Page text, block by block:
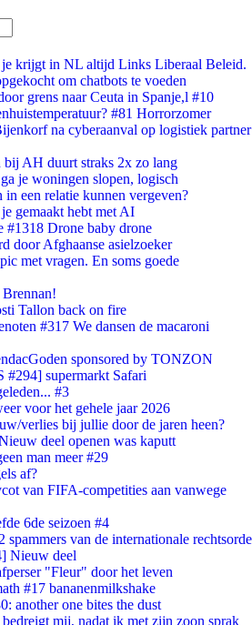
je krijgt in NL altijd Links Liberaal Beleid.
om chatbots te voeden
grens naar Ceuta in Spanje,l #10
#81 Horrorzomer
na cyberaanval op logistiek partner
bij AH duurt straks 2x zo lang
je woningen slopen, logisch
in een relatie kunnen vergeven?
gemaakt hebt met AI
#1318 Drone baby drone
door Afghaanse asielzoeker
met vragen. En soms goede
Tallon back on fire
#317 We dansen de macaroni
sponsored by TONZON
supermarkt Safari
#3
voor het gehele jaar 2026
verlies bij jullie door de jaren heen?
deel openen was kaputt
man meer #29
af?
van FIFA-competities aan vanwege
6de seizoen #4
van de internationale rechtsorde
Nieuw deel
"Fleur" door het leven
#17 bananenmilkshake
another one bites the dust
mij, nadat ik met zijn zoon sprak